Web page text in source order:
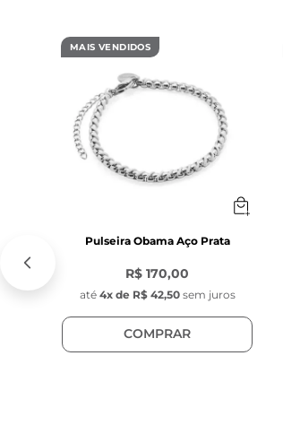
MAIS VENDIDOS
Pulseira Obama Aço Prata
R$ 170,00
até 4x de R$ 42,50 sem juros
COMPRAR